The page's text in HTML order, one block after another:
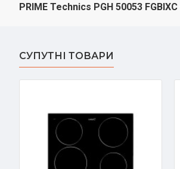
PRIME Technics PGH 50053 FGBIXC
СУПУТНІ ТОВАРИ